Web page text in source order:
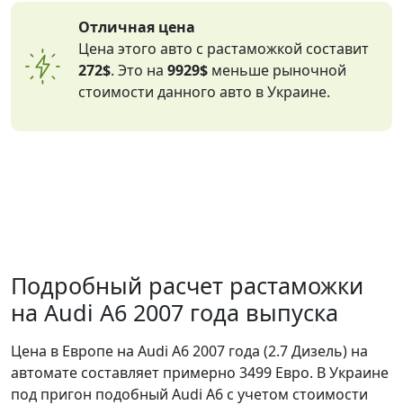
Отличная цена
Цена этого авто с растаможкой составит
272$. Это на9929$ меньше рыночной
стоимости данного авто в Украине.
Подробный расчет растаможки
на Audi A6 2007 года выпуска
Цена в Европе на Audi A6 2007 года (2.7 Дизель) на
автомате составляет примерно 3499 Евро. В Украине
под пригон подобный Audi A6 с учетом стоимости